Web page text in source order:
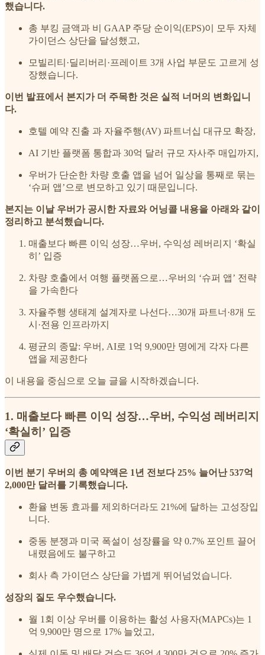
했습니다.
총 부킹 금액과 비 GAAP 주당 순이익(EPS)이 모두 자체
가이던스 상단을 달성했고,
모빌리티·딜리버리·프레이트 3개 사업 부문도 고르게 성
장했습니다.
이번 발표에서 본지가 더 주목한 것은 실적 너머의 변화입니
다.
호텔 예약 진출 과 자율주행(AV) 파트너십 대규모 확장,
AI 기반 플랫폼 통합과 30억 달러 규모 자사주 매입까지,
우버가 단순한 차량 호출 앱을 넘어 일상을 통째로 묶는
‘슈퍼 앱’으로 변모하고 있기 때문입니다.
본지는 이날 우버가 공시한 자료와 어닝콜 내용을 아래와 같이
정리하고 분석했습니다.
매출보다 빠른 이익 성장…우버, 수익성 레버리지 ‘확실
히’ 입증
차량 호출에서 여행 플랫폼으로…우버의 ‘슈퍼 앱’ 전략
을 가속한다
자율주행 생태계 설계자로 나선다…30개 파트너·8개 도
시·전용 인프라까지
평균의 종말: 우버, AI로 1억 9,900만 명에게 각자 다른
앱을 제공한다
이 내용을 중심으로 오늘 글을 시작하겠습니다.
1. 매출보다 빠른 이익 성장…우버, 수익성 레버리지
‘확실히’ 입증
이번 분기 우버의 총 예약액은 1년 전보다 25% 늘어난 537억
2,000만 달러를 기록했습니다.
환율 변동 효과를 제외하더라도 21%에 달하는 고성장입
니다.
중동 분쟁과 미국 폭설이 성장률을 약 0.7% 포인트 끌어
내렸음에도 불구하고
회사 측 가이던스 상단을 가볍게 뛰어넘었습니다.
성장의 질도 우수했습니다.
월 1회 이상 우버를 이용하는 활성 사용자(MAPCs)는 1
억 9,900만 명으로 17% 늘었고,